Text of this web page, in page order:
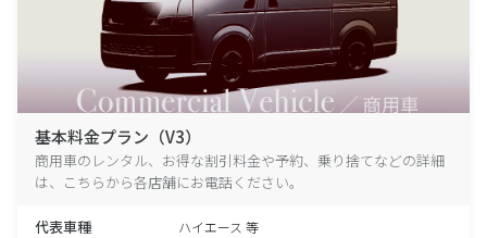
基本料金プラン（V3）
商用車のレンタル、お得な割引料金や予約、乗り捨てなどの詳細
は、こちらから各店舗にお電話ください。
代表車種 ハイエース 等